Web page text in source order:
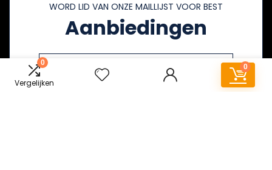
0
Vergelijken
0
WORD LID VAN ONZE MAILLIJST VOOR BEST
Aanbiedingen